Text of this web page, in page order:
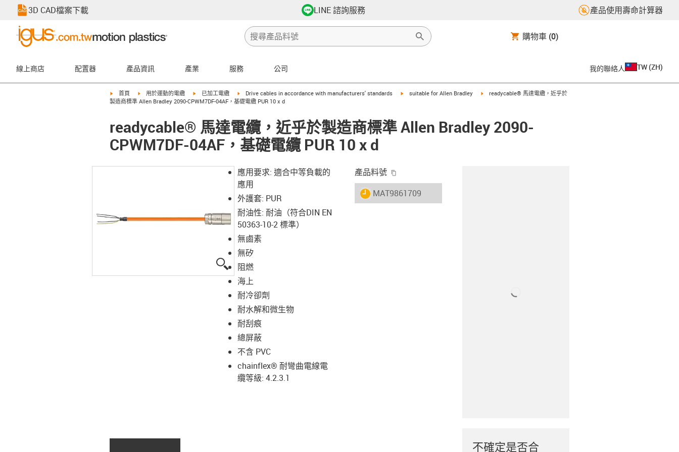
3D CAD檔案下載 LINE 諮詢服務 產品使用壽命計算器
購物車 (0)
線上商店 配置器 產品資訊 產業 服務 公司 我的聯絡人 TW (ZH)
igus-icon-arrow-right
首頁 igus-icon-arrow-right
用於運動的電纜 igus-icon-arrow-right
已加工電纜 igus-icon-arrow-right
Drive cables in accordance with manufacturers' standards igus-icon-arrow-right
suitable for Allen Bradley igus-icon-arrow-right
readycable® 馬達電纜，近乎於
製造商標準 Allen Bradley 2090-CPWM7DF-04AF，基礎電纜 PUR 10 x d
readycable® 馬達電纜，近乎於製造商標準 Allen Bradley 2090-
CPWM7DF-04AF，基礎電纜 PUR 10 x d
igus-icon-lupe
應用要求: 適合中等負載的
應用
外護套: PUR
耐油性: 耐油（符合DIN EN
50363-10-2 標準）
無鹵素
無矽
阻燃
海上
耐冷卻劑
耐水解和微生物
耐刮痕
總屏蔽
不含 PVC
chainflex® 耐彎曲電線電
纜等級: 4.2.3.1
產品料號
igus-icon-lieferzeit
MAT9861709
不確定是否合